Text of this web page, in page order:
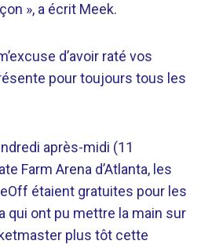
», a écrit Meek.
d’avoir raté vos
pour toujours tous les
après-midi (11
Farm Arena d’Atlanta, les
étaient gratuites pour les
qui ont pu mettre la main sur
plus tôt cette